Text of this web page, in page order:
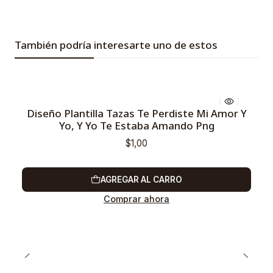
También podría interesarte uno de estos
Diseño Plantilla Tazas Te Perdiste Mi Amor Y
Yo, Y Yo Te Estaba Amando Png
$1,00
AGREGAR AL CARRO
Comprar ahora